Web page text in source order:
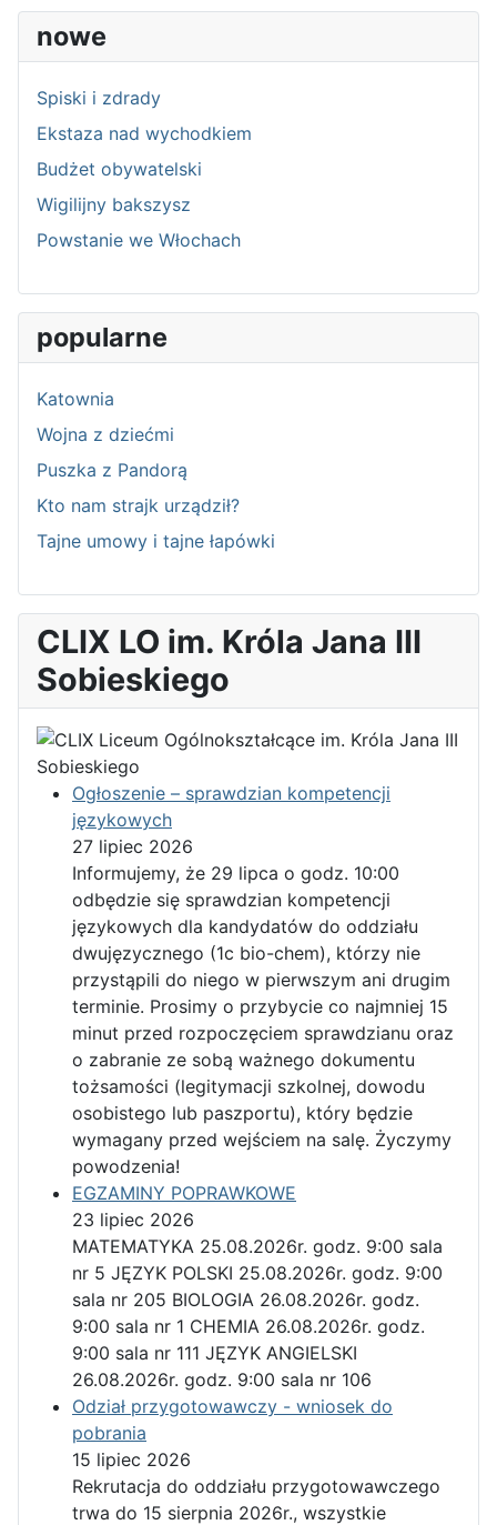
nowe
Spiski i zdrady
Ekstaza nad wychodkiem
Budżet obywatelski
Wigilijny bakszysz
Powstanie we Włochach
popularne
Katownia
Wojna z dziećmi
Puszka z Pandorą
Kto nam strajk urządził?
Tajne umowy i tajne łapówki
CLIX LO im. Króla Jana III
Sobieskiego
Ogłoszenie – sprawdzian kompetencji
językowych
27 lipiec 2026
Informujemy, że 29 lipca o godz. 10:00
odbędzie się sprawdzian kompetencji
językowych dla kandydatów do oddziału
dwujęzycznego (1c bio-chem), którzy nie
przystąpili do niego w pierwszym ani drugim
terminie. Prosimy o przybycie co najmniej 15
minut przed rozpoczęciem sprawdzianu oraz
o zabranie ze sobą ważnego dokumentu
tożsamości (legitymacji szkolnej, dowodu
osobistego lub paszportu), który będzie
wymagany przed wejściem na salę. Życzymy
powodzenia!
EGZAMINY POPRAWKOWE
23 lipiec 2026
MATEMATYKA 25.08.2026r. godz. 9:00 sala
nr 5 JĘZYK POLSKI 25.08.2026r. godz. 9:00
sala nr 205 BIOLOGIA 26.08.2026r. godz.
9:00 sala nr 1 CHEMIA 26.08.2026r. godz.
9:00 sala nr 111 JĘZYK ANGIELSKI
26.08.2026r. godz. 9:00 sala nr 106
Odział przygotowawczy - wniosek do
pobrania
15 lipiec 2026
Rekrutacja do oddziału przygotowawczego
trwa do 15 sierpnia 2026r., wszystkie